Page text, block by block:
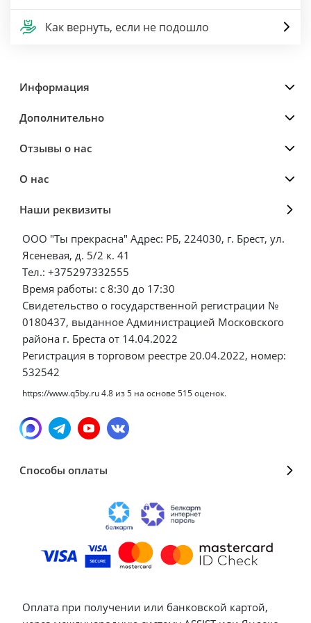
Как вернуть, если не подошло
Информация
Дополнительно
Отзывы о нас
О нас
Наши реквизиты
ООО "Ты прекрасна" Адрес: РБ, 224030, г. Брест, ул.
Ясеневая, д. 5/2 к. 41
Тел.: +375297332555
Время работы: с 8:30 до 17:30
Свидетельство о государственной регистрации №
0180437, выданное Администрацией Московского
района г. Бреста от 14.04.2022
Регистрация в торговом реестре 20.04.2022, номер:
532542
https://www.q5by.ru4.8 из5 на основе 515оценок.
Способы оплаты
Оплата при получении или банковской картой,